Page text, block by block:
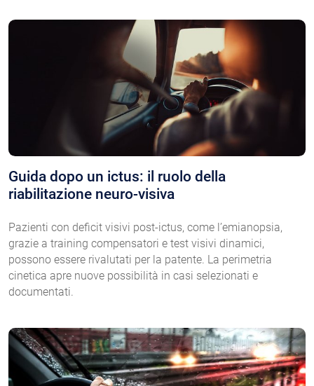
Guida dopo un ictus: il ruolo della
riabilitazione neuro-visiva
Pazienti con deficit visivi post-ictus, come l’emianopsia,
grazie a training compensatori e test visivi dinamici,
possono essere rivalutati per la patente. La perimetria
cinetica apre nuove possibilità in casi selezionati e
documentati.